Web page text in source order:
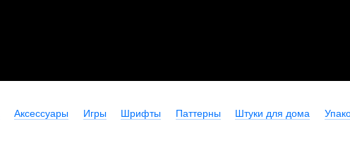
Аксессуары Игры Шрифты Паттерны Штуки для дома